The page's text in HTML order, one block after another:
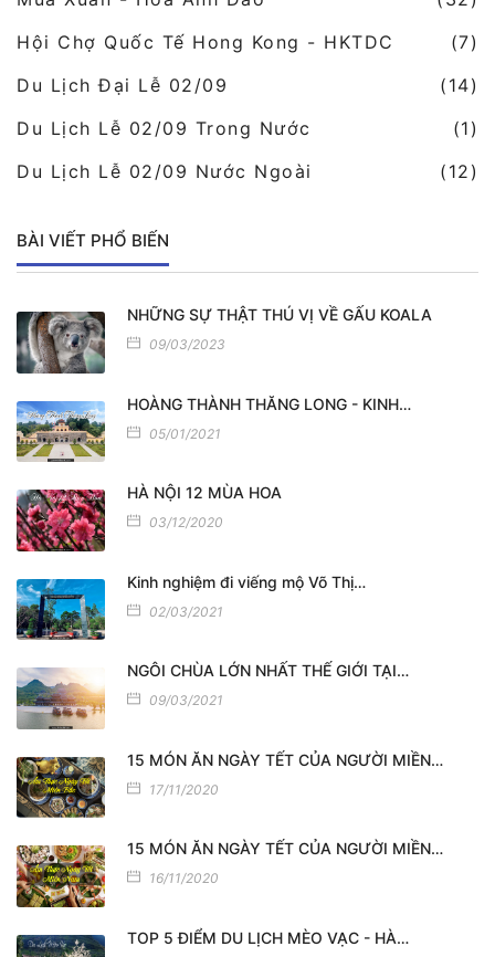
Hội Chợ Quốc Tế Hong Kong - HKTDC
(7)
Du Lịch Đại Lễ 02/09
(14)
Du Lịch Lễ 02/09 Trong Nước
(1)
Du Lịch Lễ 02/09 Nước Ngoài
(12)
BÀI VIẾT PHỔ BIẾN
NHỮNG SỰ THẬT THÚ VỊ VỀ GẤU KOALA
09/03/2023
HOÀNG THÀNH THĂNG LONG - KINH…
05/01/2021
HÀ NỘI 12 MÙA HOA
03/12/2020
Kinh nghiệm đi viếng mộ Võ Thị…
02/03/2021
NGÔI CHÙA LỚN NHẤT THẾ GIỚI TẠI…
09/03/2021
15 MÓN ĂN NGÀY TẾT CỦA NGƯỜI MIỀN…
17/11/2020
15 MÓN ĂN NGÀY TẾT CỦA NGƯỜI MIỀN…
16/11/2020
TOP 5 ĐIỂM DU LỊCH MÈO VẠC - HÀ…